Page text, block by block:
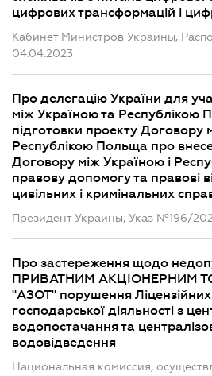
цифрових трансформацій і
Кабинет Министров Украины,
04.04.2023
Про делегацію України для
між Україною та
підготовки проекту Договору
Республікою Польща про
Договору між Україною і
правову допомогу та правові
цивільних і кримінальних
Президент Украины, Указ №196/
Про застереження щодо
ПРИВАТНИМ АКЦІОНЕРНИМ
"АЗОТ" порушення
господарської діяльності з
водопостачання та
водовідведення
Национальная комиссия,